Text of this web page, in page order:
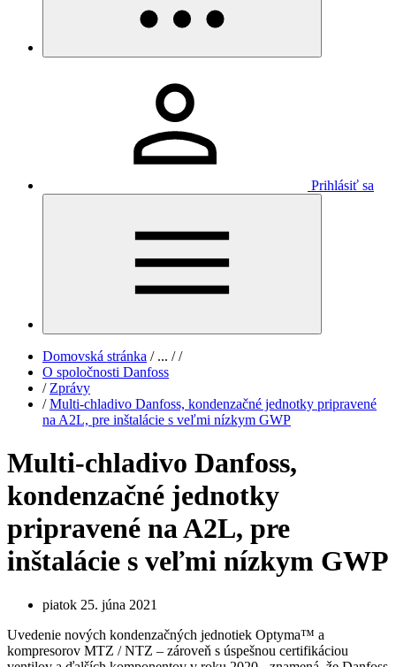
Prihlásiť sa
Domovská stránka /... / /
O spoločnosti Danfoss
/ Zprávy
/ Multi-chladivo Danfoss, kondenzačné jednotky pripravené
na A2L, pre inštalácie s veľmi nízkym GWP
Multi-chladivo Danfoss,
kondenzačné jednotky
pripravené na A2L, pre
inštalácie s veľmi nízkym GWP
piatok 25. júna 2021
Uvedenie nových kondenzačných jednotiek Optyma™ a
kompresorov MTZ / NTZ – zároveň s úspešnou certifikáciou